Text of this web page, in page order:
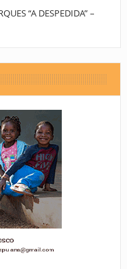
“A DESPEDIDA” –